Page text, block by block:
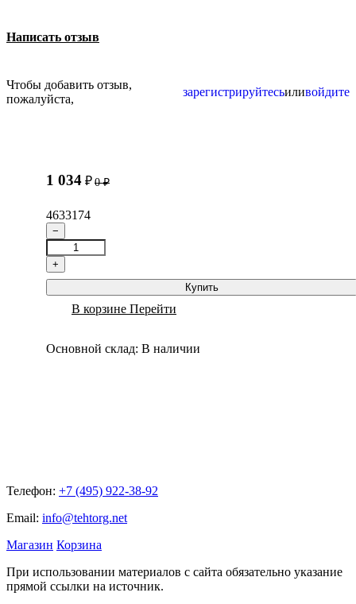
Написать отзыв
Чтобы добавить отзыв,
пожалуйста,
зарегистрируйтесьиливойдите
1 034 ₽ 0 ₽
4633174
−
+
Купить
В корзине Перейти
Основной склад: В наличии
Телефон: +7 (495) 922-38-92
Email: info@tehtorg.net
Магазин Корзина
При использовании материалов с сайта обязательно указание
прямой ссылки на источник.